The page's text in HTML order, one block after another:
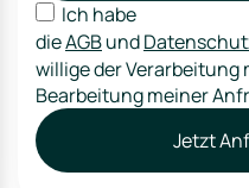
Ich habe
dieAGBund
willige der Verarbeitung
Bearbeitung meiner
Jetzt